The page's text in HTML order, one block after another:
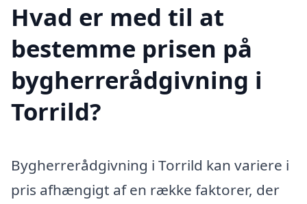
Hvad er med til at
bestemme prisen på
bygherrerådgivning i
Torrild?
Bygherrerådgivning i Torrild kan variere i
pris afhængigt af en række faktorer, der